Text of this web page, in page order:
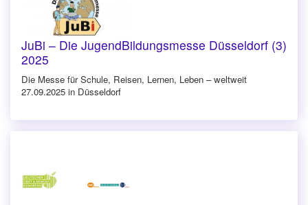
JuBi – Die JugendBildungsmesse Düsseldorf (3)
2025
Die Messe für Schule, Reisen, Lernen, Leben – weltweit
27.09.2025 in Düsseldorf